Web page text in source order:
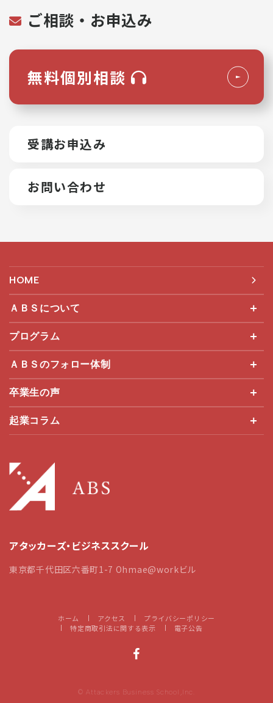
ご相談・お申込み
無料個別相談
受講お申込み
お問い合わせ
HOME
ＡＢＳについて
プログラム
ＡＢＳのフォロー体制
卒業生の声
起業コラム
アタッカーズ・ビジネススクール
東京都千代田区六番町1-7 Ohmae@workビル
ホーム アクセス
プライバシーポリシー
特定商取引法に関する表示
電子公告
© Attackers Business School,Inc.